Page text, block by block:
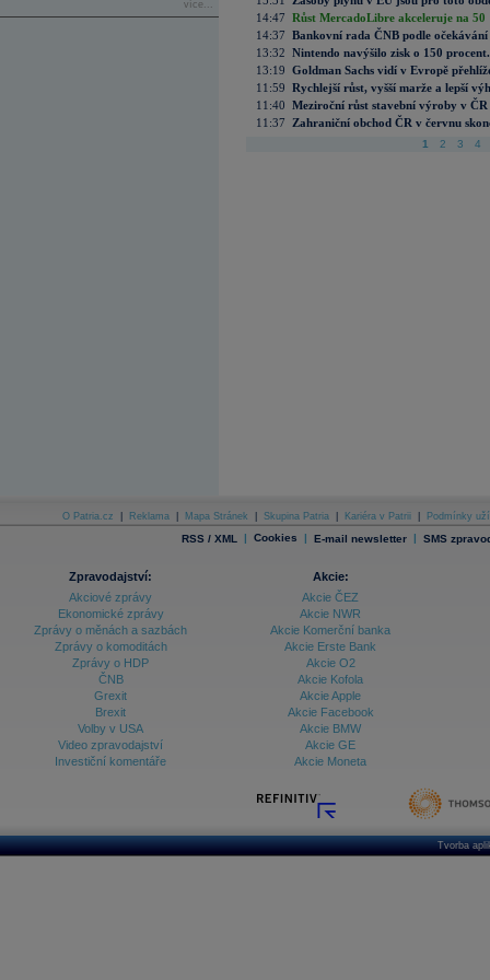
více...
14:47 Růst MercadoLibre akceleruje na
14:37 Bankovní rada ČNB podle
13:32 Nintendo navýšilo zisk o 150
13:19 Goldman Sachs vidí v Evropě
11:59 Rychlejší růst, vyšší marže a lepší
11:40 Meziroční růst stavební výroby v
11:37
Zahraniční obchod ČR v červnu
1 2 3 4
O Patria.cz Reklama Mapa Stránek Skupina Patria Kariéra v Patrii Podmínky
RSS / XML | Cookies | E-mail newsletter | SMS
Zpravodajství:
Akciové zprávy
Ekonomické zprávy
Zprávy o měnách a sazbách
Zprávy o komoditách
Zprávy o HDP
ČNB
Grexit
Brexit
Volby v USA
Video zpravodajství
Investiční komentáře
Akcie:
Akcie ČEZ
Akcie NWR
Akcie Komerční banka
Akcie Erste Bank
Akcie O2
Akcie Kofola
Akcie Apple
Akcie Facebook
Akcie BMW
Akcie GE
Akcie Moneta
Tvorba